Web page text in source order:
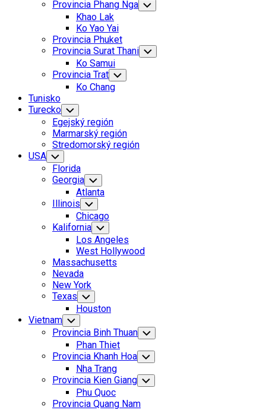
Menu
Provincia Phang Nga Toggle
Child
Khao Lak
Ko Yao Yai
Provincia Phuket
Provincia Surat Thani Toggle
Child
Ko Samui
Provincia Trat Toggle
Child
Menu
Ko Chang
Tunisko
Turecko Toggle
Child
Menu
Egejský región
Marmarský región
Stredomorský región
USA Toggle
Child
Menu
Florida
Georgia Toggle
Child
Menu
Atlanta
Illinois Toggle
Child
Menu
Chicago
Kalifornia Toggle
Child
Menu
Los Angeles
West Hollywood
Massachusetts
Nevada
New York
Texas Toggle
Child
Menu
Houston
Vietnam Toggle
Child
Menu
Provincia Binh Thuan Toggle
Child
Menu
Phan Thiet
Provincia Khanh Hoa Toggle
Child
Menu
Nha Trang
Provincia Kien Giang Toggle
Child
Phu Quoc
Provincia Quang Nam